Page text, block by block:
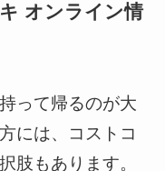
オンライン情
って帰るのが大
には、コストコ
肢もあります。